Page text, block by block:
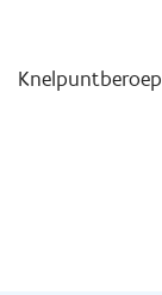
Knelpuntberoep